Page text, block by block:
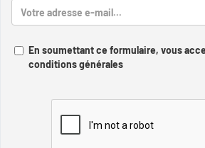
En soumettant ce formulaire, vous
conditions générales